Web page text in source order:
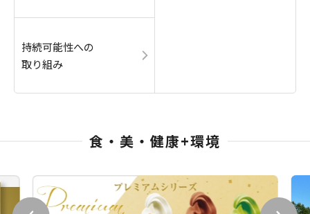
持続可能性への
取り組み
食・美・健康+環境